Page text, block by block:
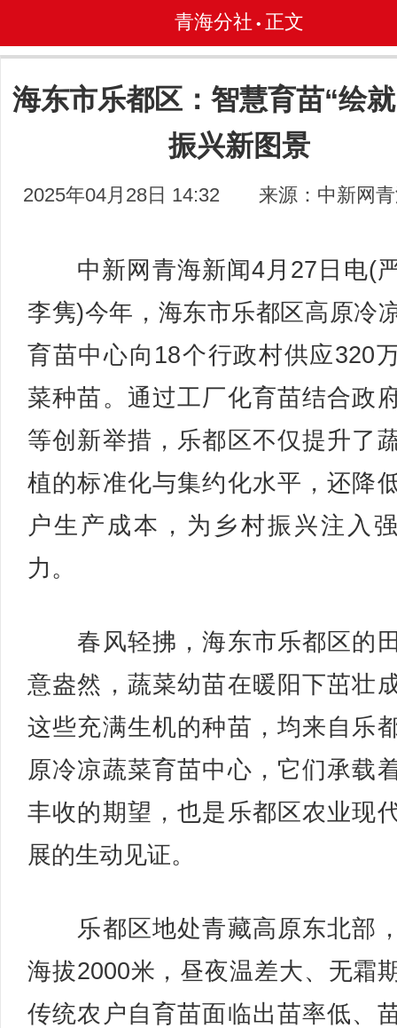
青海分社 • 正文
海东市乐都区：智慧育苗“绘
振兴新图景
2025年04月28日 14:32 来源：中新网
中新网青海新闻4月27日电(
李隽)今年，海东市乐都区高原冷
育苗中心向18个行政村供应320
菜种苗。通过工厂化育苗结合政
等创新举措，乐都区不仅提升了
植的标准化与集约化水平，还降
户生产成本，为乡村振兴注入
力。
春风轻拂，海东市乐都区的
意盎然，蔬菜幼苗在暖阳下茁壮
这些充满生机的种苗，均来自乐
原冷凉蔬菜育苗中心，它们承载
丰收的期望，也是乐都区农业现
展的生动见证。
乐都区地处青藏高原东北部
海拔2000米，昼夜温差大、无霜
传统农户自育苗面临出苗率低、